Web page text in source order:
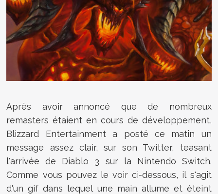
Après avoir annoncé que de nombreux
remasters étaient en cours de développement,
Blizzard Entertainment a posté ce matin un
message assez clair, sur son Twitter, teasant
l'arrivée de Diablo 3 sur la Nintendo Switch.
Comme vous pouvez le voir ci-dessous, il s'agit
d'un gif dans lequel une main allume et éteint